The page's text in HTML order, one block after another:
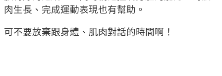
肉生長、完成運動表現也有幫助。
可不要放棄跟身體、肌肉對話的時間啊！